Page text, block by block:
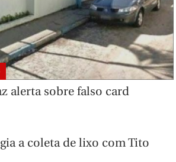
alerta sobre falso card
a coleta de lixo com Tito